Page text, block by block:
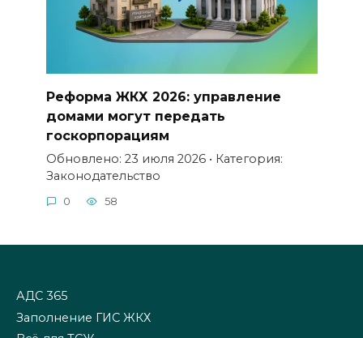
Реформа ЖКХ 2026: управление
домами могут передать
госкорпорациям
Обновлено: 23 июля 2026 • Категория:
Законодательство
0 58
АДС 365
Заполнение ГИС ЖКХ